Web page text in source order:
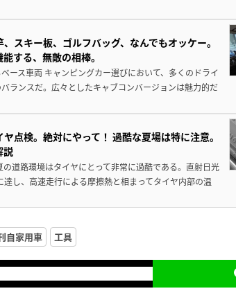
スキー板、ゴルフバッグ、なんでもオッケー。
する、無敵の相棒。
ース車両 キャンピングカー選びにおいて、多くのドライ
ランスだ。広々としたキャブコンバージョンは魅力的だ
点検。絶対にやって！ 過酷な夏場は特に注意。
説
道路環境はタイヤにとって非常に過酷である。直射日光
し、高速走行による摩擦熱と相まってタイヤ内部の温
自家用車 工具